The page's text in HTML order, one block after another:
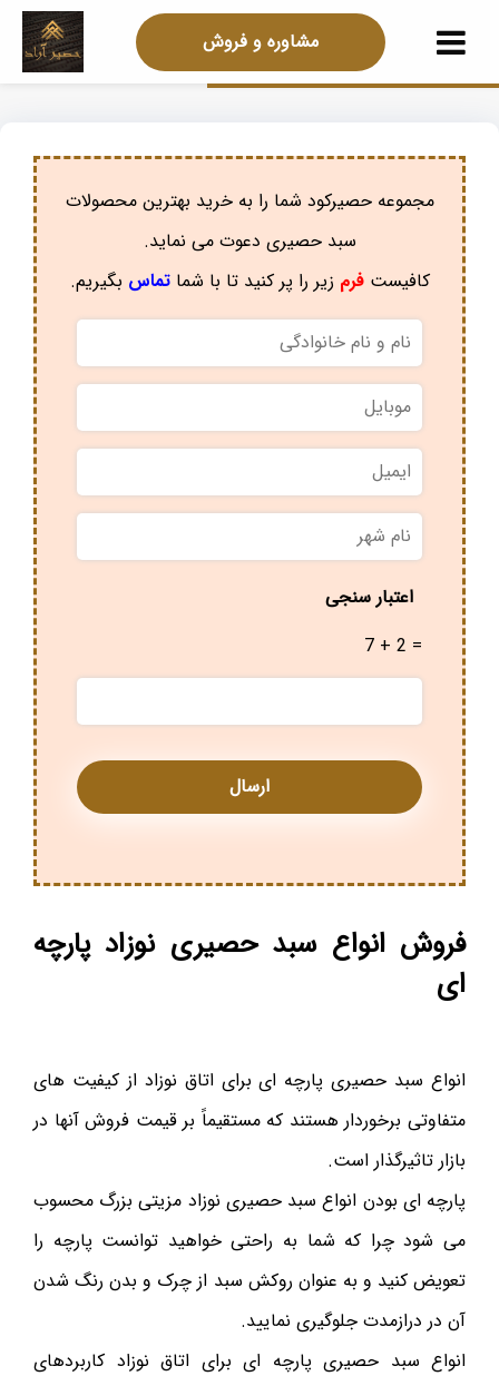
مشاوره و فروش
مجموعه حصیرکود شما را به خرید بهترین محصولات
سبد حصیری دعوت می نماید.
کافیستفرم زیر را پر کنید تا با شماتماس بگیریم.
نام
و
نام
خانوادگی
موبایل
ایمیل
نام
شهر *
اعتبار سنجی
7 + 2 =
فروش انواع سبد حصیری نوزاد پارچه
ای
انواع سبد حصیری پارچه ای برای اتاق نوزاد از کیفیت های
متفاوتی برخوردار هستند که مستقیماً بر قیمت فروش آنها در
بازار تاثیرگذار است.
پارچه ای بودن انواع سبد حصیری نوزاد مزیتی بزرگ محسوب
می شود چرا که شما به راحتی خواهید توانست پارچه را
تعویض کنید و به عنوان روکش سبد از چرک و بدن رنگ شدن
آن در درازمدت جلوگیری نمایید.
انواع سبد حصیری پارچه ای برای اتاق نوزاد کاربردهای